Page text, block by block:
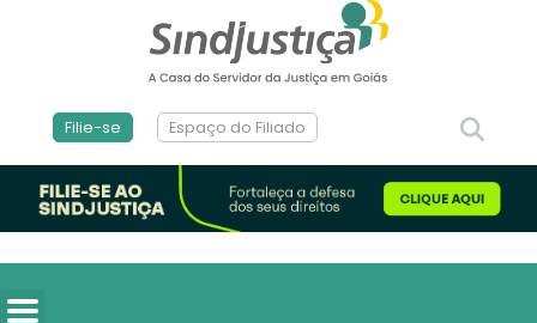
Filie-se Espaço do Filiado